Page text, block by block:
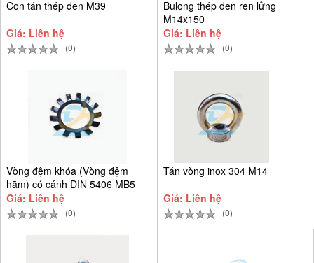
Con tán thép đen M39
Giá: Liên hệ
(0)
Bulong thép đen ren lửng
M14x150
Giá: Liên hệ
(0)
Vòng đệm khóa (Vòng đệm
hãm) có cánh DIN 5406 MB5
D25
Giá: Liên hệ
(0)
Tán vòng inox 304 M14
Giá: Liên hệ
(0)